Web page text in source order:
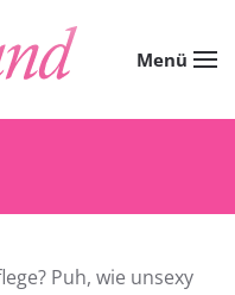
Menü
Puh, wie unsexy